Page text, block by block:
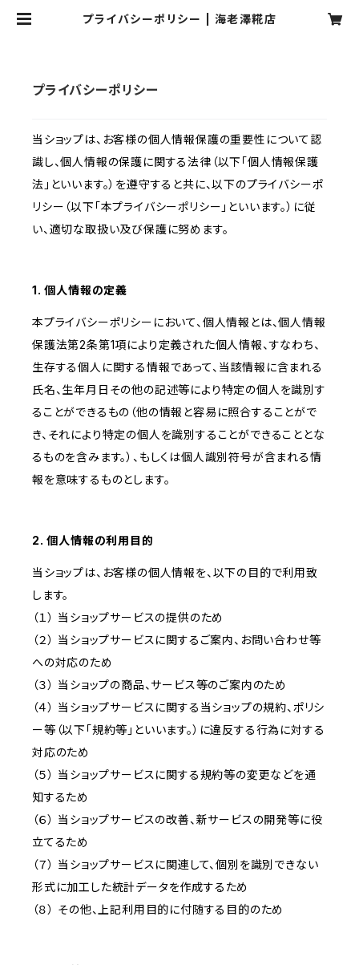
プライバシーポリシー | 海老澤糀店
プライバシーポリシー
当ショップは、お客様の個人情報保護の重要性について認
識し、個人情報の保護に関する法律（以下「個人情報保護
法」といいます。）を遵守すると共に、以下のプライバシーポ
リシー（以下「本プライバシーポリシー」といいます。）に従
い、適切な取扱い及び保護に努めます。
1. 個人情報の定義
本プライバシーポリシーにおいて、個人情報とは、個人情報
保護法第2条第1項により定義された個人情報、すなわち、
生存する個人に関する情報であって、当該情報に含まれる
氏名、生年月日その他の記述等により特定の個人を識別す
ることができるもの（他の情報と容易に照合することがで
き、それにより特定の個人を識別することができることとな
るものを含みます。）、もしくは個人識別符号が含まれる情
報を意味するものとします。
2. 個人情報の利用目的
当ショップは、お客様の個人情報を、以下の目的で利用致
します。
（１） 当ショップサービスの提供のため
（２） 当ショップサービスに関するご案内、お問い合わせ等
への対応のため
（３） 当ショップの商品、サービス等のご案内のため
（４） 当ショップサービスに関する当ショップの規約、ポリシ
ー等（以下「規約等」といいます。）に違反する行為に対する
対応のため
（５） 当ショップサービスに関する規約等の変更などを通
知するため
（６） 当ショップサービスの改善、新サービスの開発等に役
立てるため
（７） 当ショップサービスに関連して、個別を識別できない
形式に加工した統計データを作成するため
（８） その他、上記利用目的に付随する目的のため